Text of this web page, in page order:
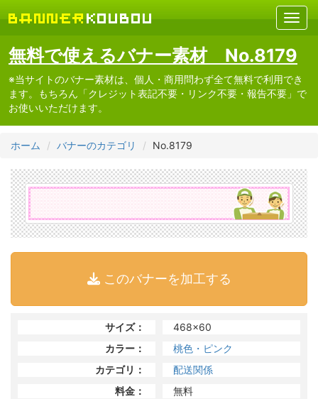
無料で使えるバナー素材 No.8179
※当サイトのバナー素材は、個人・商用問わず全て無料で利用でき
ます。もちろん「クレジット表記不要・リンク不要・報告不要」で
お使いいただけます。
ホーム バナーのカテゴリ No.8179
このバナーを加工する
サイズ：
468x60
カラー：
桃色・ピンク
カテゴリ：
配送関係
料金：
無料